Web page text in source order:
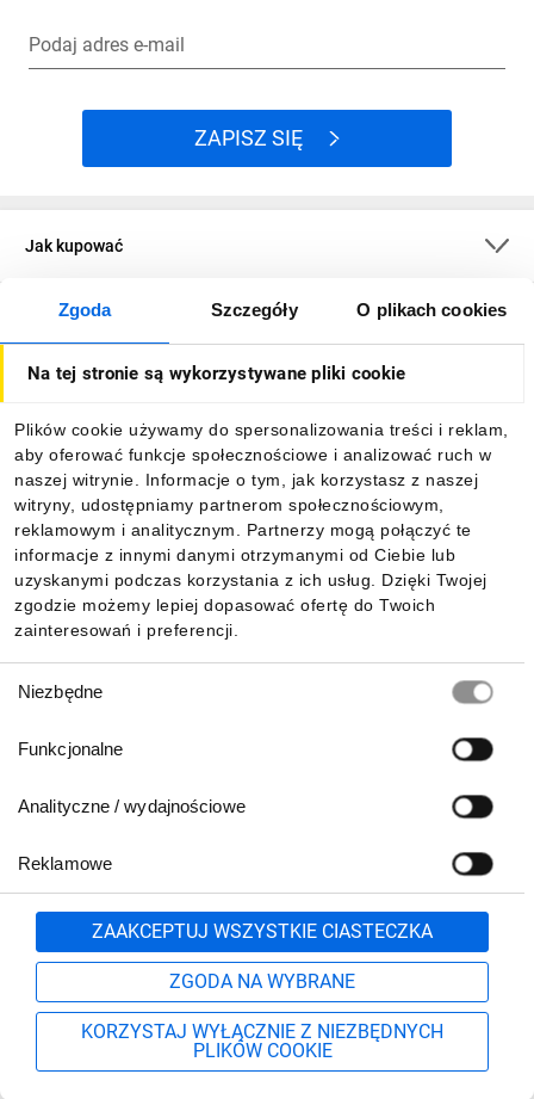
Zgoda Szczegóły O plikach cookies
Na tej stronie są wykorzystywane pliki cookie
Plików cookie używamy do spersonalizowania treści i reklam,
aby oferować funkcje społecznościowe i analizować ruch w
naszej witrynie. Informacje o tym, jak korzystasz z naszej
witryny, udostępniamy partnerom społecznościowym,
reklamowym i analitycznym. Partnerzy mogą połączyć te
informacje z innymi danymi otrzymanymi od Ciebie lub
uzyskanymi podczas korzystania z ich usług. Dzięki Twojej
zgodzie możemy lepiej dopasować ofertę do Twoich
zainteresowań i preferencji.
zgody
Niezbędne
Funkcjonalne
Analityczne / wydajnościowe
Reklamowe
ZAAKCEPTUJ WSZYSTKIE CIASTECZKA
ZGODA NA WYBRANE
KORZYSTAJ WYŁĄCZNIE Z NIEZBĘDNYCH
PLIKÓW COOKIE
Podaj adres e-mail
ZAPISZ SIĘ
Jak kupować
O firmie
Informacje
Pobierz naszą aplikację mobilną:
801 500 700 lub
71 37 61 600
Formularz kontaktowy